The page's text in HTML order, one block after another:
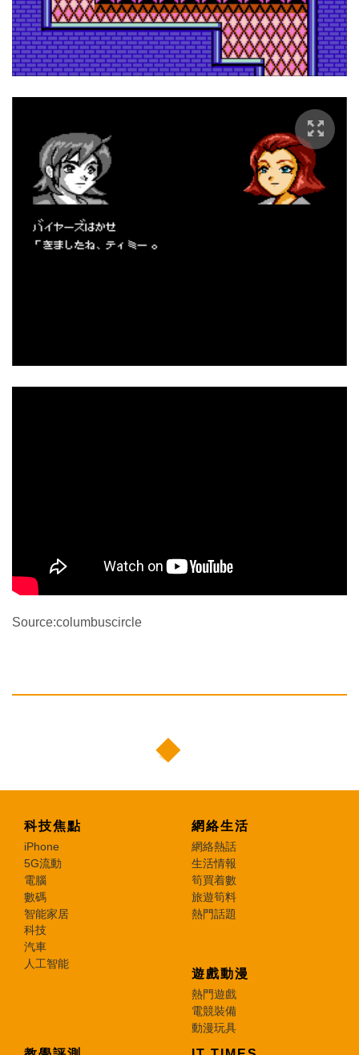
Source:columbuscircle
科技焦點
iPhone
5G流動
電腦
數碼
智能家居
科技
汽車
人工智能
網絡生活
網絡熱話
生活情報
筍買着數
旅遊筍料
熱門話題
遊戲動漫
熱門遊戲
電競裝備
動漫玩具